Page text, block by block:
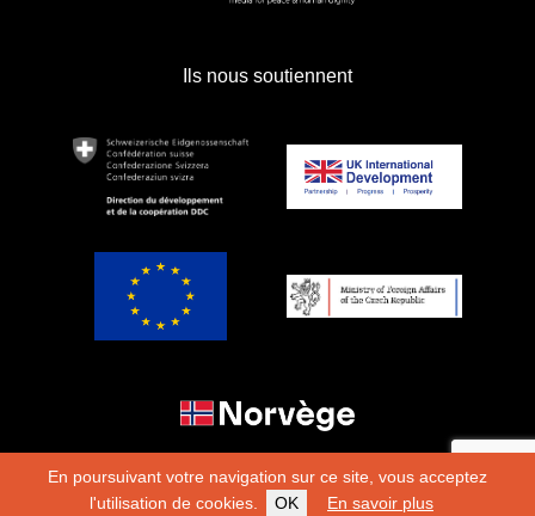
En poursuivant votre navigation sur ce site, vous acceptez
l'utilisation de cookies.
OK En savoir plus
Ils nous soutiennent